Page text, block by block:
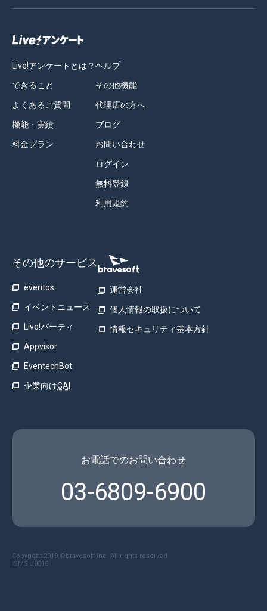
Live!アンケートとは？
できること
よくあるご質問
機能・実績
料金プラン
ヘルプ
その他機能
代理店の方へ
ブログ
お問い合わせ
ログイン
無料登録
利用規約
その他のサービス
eventos
イベントニュース
Live!パーティ
Appvisor
EventechBot
企業向けGAI
運営会社
個人情報の取扱について
情報セキュリティ基本方針
お電話でのお問い合わせ
03-6809-6900
Copyright 2019 ©︎bravesoft Inc. All rights reserved
ISMS J0318